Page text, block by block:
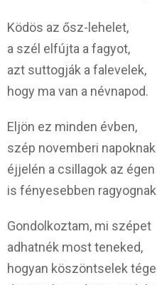
Ködös az ősz-lehelet,
a szél elfújta a fagyot,
azt suttogják a falevelek,
hogy ma van a névnapod.
Eljön ez minden évben,
szép novemberi napoknak
éjjelén a csillagok az égen
is fényesebben
Gondolkoztam, mi szépet
adhatnék most teneked,
hogyan köszöntselek